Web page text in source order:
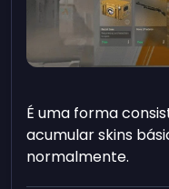
É uma forma
acumular skins
normalmente.